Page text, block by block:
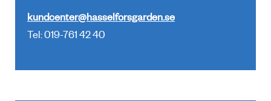
kundcenter@hasselforsgarden.se
Tel: 019-761 42 40